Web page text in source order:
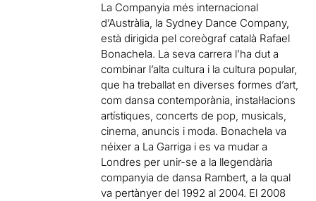
La Companyia més internacional
d’Austràlia, la Sydney Dance Company,
està dirigida pel coreògraf català Rafael
Bonachela. La seva carrera l’ha dut a
combinar l’alta cultura i la cultura popular,
que ha treballat en diverses formes d’art,
com dansa contemporània, instal·lacions
artístiques, concerts de pop, musicals,
cinema, anuncis i moda. Bonachela va
néixer a La Garriga i es va mudar a
Londres per unir-se a la llegendària
companyia de dansa Rambert, a la qual
va pertànyer del 1992 al 2004. El 2008